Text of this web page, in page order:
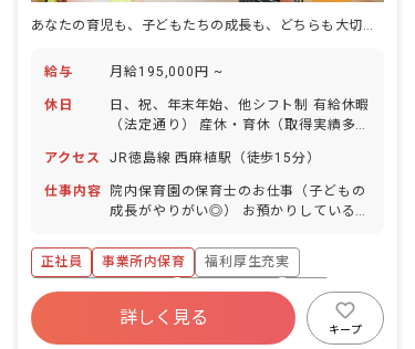
給与 月給195,000円 ~
休日
日、祝、年末年始、他シフト制 有給休暇
（法定通り） 産休・育休（取得実績多
日
アクセス JR徳島線 西麻植駅（徒歩15分）
仕事内容
院内保育園の保育士のお仕事（子どもの
成長がやりがい◎） お預かりしている子
食事・睡眠・排泄・清潔・衣類の着脱等
・集団生活を通じた社会性の装着 ・行事
の計画・実行、お知らせの作成
正社員 事業所内保育
福利厚生充実
ボーナス・賞与あり
社会保険完備
昇給昇進あり
産休育休制度
詳しく見る
キープ